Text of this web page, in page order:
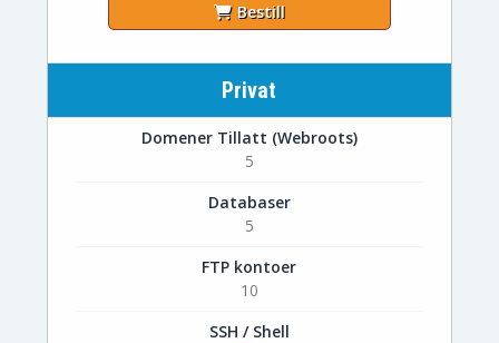
Bestill
Privat
Domener Tillatt (Webroots)
5
Databaser
5
FTP kontoer
10
SSH / Shell